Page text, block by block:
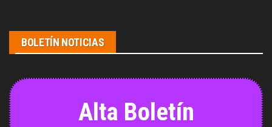
BOLETÍN NOTICIAS
Alta Boletín